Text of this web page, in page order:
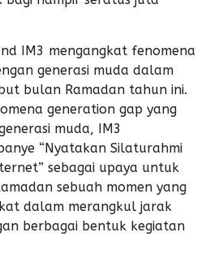
IM3 mengangkat fenomena
generasi muda dalam
bulan Ramadan tahun ini.
generation gap yang
muda, IM3
“Nyatakan Silaturahmi
sebagai upaya untuk
sebuah momen yang
dalam merangkul jarak
berbagai bentuk kegiatan